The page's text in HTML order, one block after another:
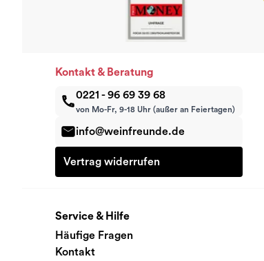
Kontakt & Beratung
0221 - 96 69 39 68
von Mo-Fr, 9-18 Uhr (außer an Feiertagen)
info@weinfreunde.de
Vertrag widerrufen
Service & Hilfe
Häufige Fragen
Kontakt